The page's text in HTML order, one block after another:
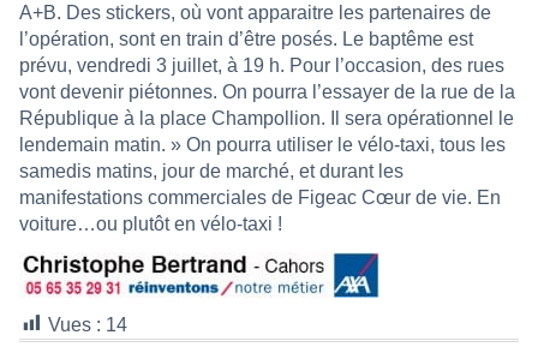
A+B. Des stickers, où vont apparaitre les partenaires de
l’opération, sont en train d’être posés. Le baptême est
prévu, vendredi 3 juillet, à 19 h. Pour l’occasion, des rues
vont devenir piétonnes. On pourra l’essayer de la rue de la
République à la place Champollion. Il sera opérationnel le
lendemain matin. » On pourra utiliser le vélo-taxi, tous les
samedis matins, jour de marché, et durant les
manifestations commerciales de Figeac Cœur de vie. En
voiture…ou plutôt en vélo-taxi !
Vues : 14